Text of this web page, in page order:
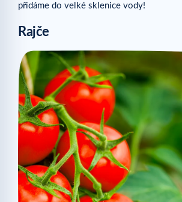
přidáme do velké sklenice vody!
Rajče